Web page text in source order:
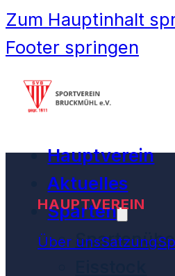
Zum Hauptinhalt
Footer springen
Hauptverein
Aktuelles
Sparten
HAUPTVEREIN
Über unsSatzung